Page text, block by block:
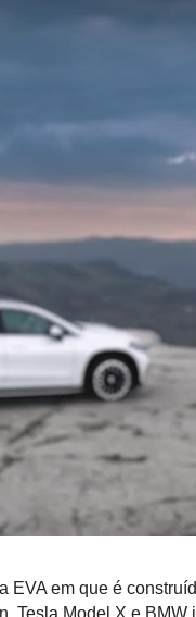
EVA em que é